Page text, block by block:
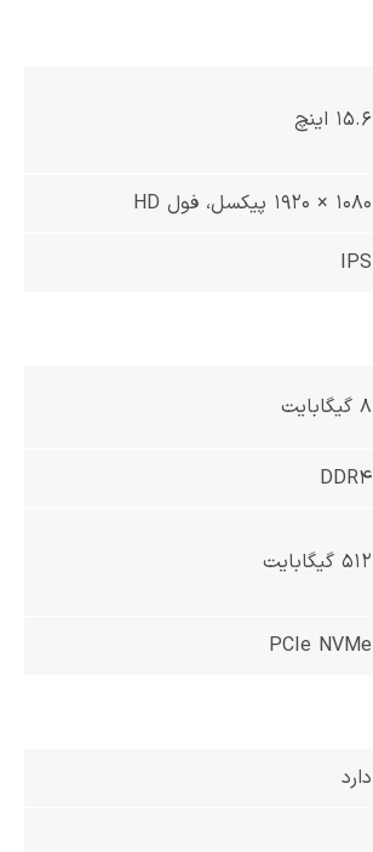
15.6 اینچ
1080 × 1920 پیکسل، فول HD
IPS
8 گیگابایت
DDR4
512 گیگابایت
PCIe NVMe
دارد